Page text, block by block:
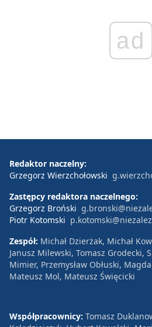
ad
Redaktor naczelny:
Grzegorz Wierzchołowski
Zastępcy redaktora naczelnego:
Grzegorz Broński
Piotr Kotomski
Zespół: Michał Dzierżak, Michał
Janusz Milewski, Tomasz Grodecki,
Mimier, Przemysław Obłuski,
Mateusz Mol, Mateusz Święcicki
Współpracownicy: Tomasz